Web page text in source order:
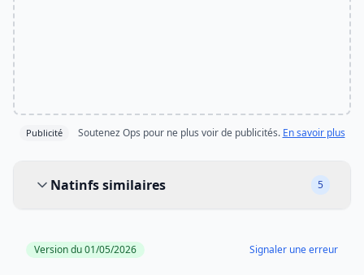
Publicité Soutenez Ops pour ne plus voir de publicités. En savoir plus
Natinfs similaires
5
Version du 01/05/2026 Signaler une erreur